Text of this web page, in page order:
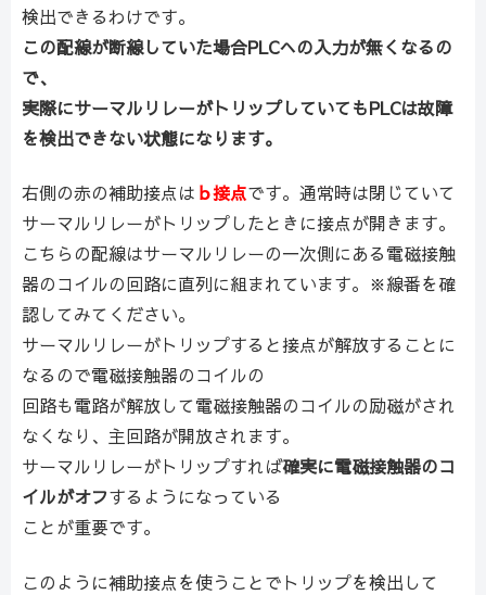
検出できるわけです。
この配線が断線していた場合PLCへの入力が無くなるの
で、
実際にサーマルリレーがトリップしていてもPLCは故障
を検出できない状態になります。
右側の赤の補助接点は ｂ接点です。通常時は閉じていて
サーマルリレーがトリップしたときに接点が開きます。
こちらの配線はサーマルリレーの一次側にある電磁接触
器のコイルの回路に直列に組まれています。※線番を確
認してみてください。
サーマルリレーがトリップすると接点が解放することに
なるので電磁接触器のコイルの
回路も電路が解放して電磁接触器のコイルの励磁がされ
なくなり、主回路が開放されます。
サーマルリレーがトリップすれば確実に電磁接触器のコ
イルがオフするようになっている
ことが重要です。
このように補助接点を使うことでトリップを検出して